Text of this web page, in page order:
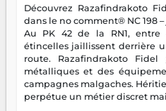
Découvrez Razafindrakoto
dans le no comment® NC 198
Au PK 42 de la RN1, entre
étincelles jaillissent derrière
route. Razafindrakoto
métalliques et des
campagnes malgaches.
perpétue un métier discret